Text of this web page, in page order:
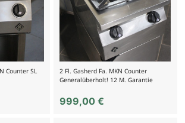
Counter SL
2 Fl. Gasherd Fa. MKN Counter
Generalüberholt! 12 M. Garantie
999,00€